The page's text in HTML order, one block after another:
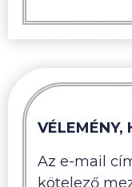
VÉLEMÉNY,
Az e-mail
kötelező